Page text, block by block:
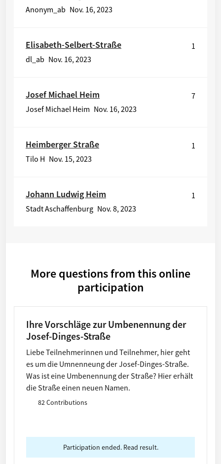
Anonym_ab Nov. 16, 2023
1
Elisabeth-Selbert-Straße
dl_ab Nov. 16, 2023
7
Josef Michael Heim
Josef Michael Heim Nov. 16, 2023
1
Heimberger Straße
Tilo H Nov. 15, 2023
1
Johann Ludwig Heim
Stadt Aschaffenburg Nov. 8, 2023
More questions from this online
participation
Ihre Vorschläge zur Umbenennung der
Josef-Dinges-Straße
Liebe Teilnehmerinnen und Teilnehmer, hier geht
es um die Umnenneung der Josef-Dinges-Straße.
Was ist eine Umbenennung der Straße? Hier erhält
die Straße einen neuen Namen.
82 Contributions
Participation ended. Read result.